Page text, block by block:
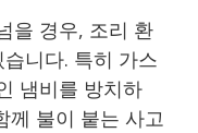
을 경우, 조리 환
니다. 특히 가스
냄비를 방치하
께 불이 붙는 사고